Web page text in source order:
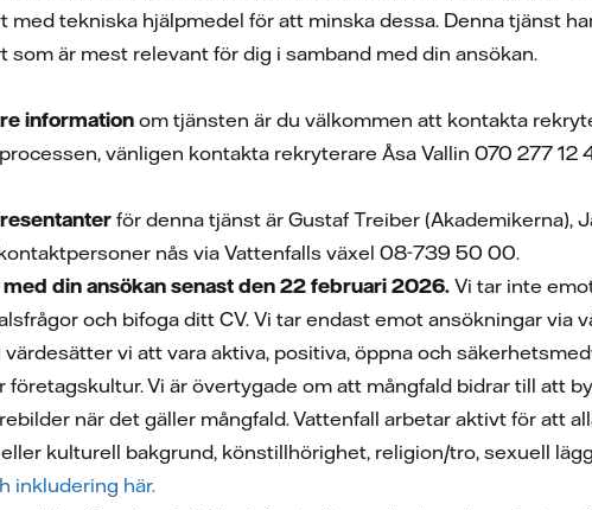
med tekniska hjälpmedel för att minska dessa. Denna tjänst
som är mest relevant för dig i samband med din ansökan.
information om tjänsten är du välkommen att kontakta
vänligen kontakta rekryterare Åsa Vallin 070 277 12
för denna tjänst är Gustaf Treiber (Akademikerna),
kontaktpersoner nås via Vattenfalls växel 08-739 50 00.
din ansökan senast den 22 februari 2026.Vi tar inte
och bifoga ditt CV. Vi tar endast emot ansökningar via
värdesätter vi att vara aktiva, positiva, öppna och
företagskultur. Vi är övertygade om att mångfald bidrar till att
när det gäller mångfald. Vattenfall arbetar aktivt för att
kulturell bakgrund, könstillhörighet, religion/tro, sexuell
inkludering här.